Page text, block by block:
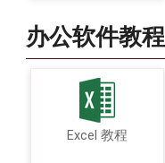
办公软件教程
Excel 教程